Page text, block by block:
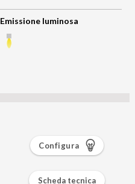
Emissione luminosa
Configura
Scheda tecnica